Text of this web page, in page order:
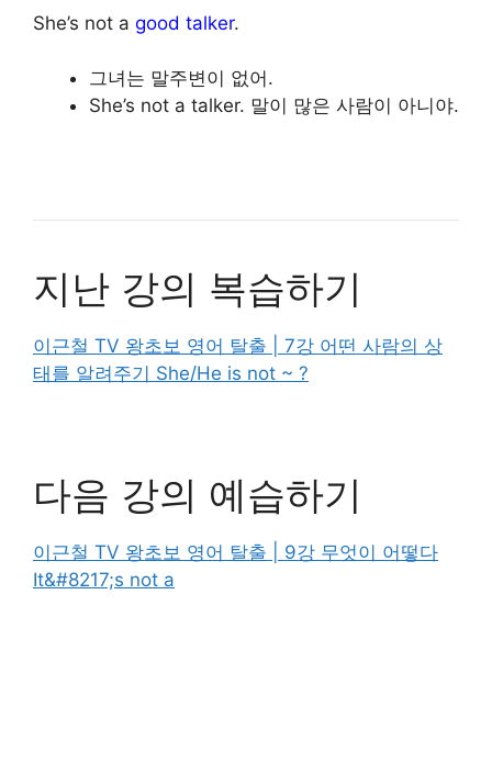
She’s not a good talker.
그녀는 말주변이 없어.
She’s not a talker. 말이 많은 사람이 아니야.
지난 강의 복습하기
이근철 TV 왕초보 영어 탈출 | 7강 어떤 사람의 상
태를 알려주기 She/He is not ~ ?
다음 강의 예습하기
이근철 TV 왕초보 영어 탈출 | 9강 무엇이 어떻다
It&#8217;s not a